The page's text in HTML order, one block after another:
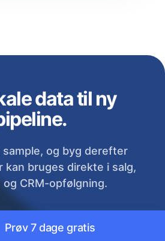
data til ny
og byg derefter
kan bruges direkte i salg,
CRM-opfølgning.
Prøv 7 dage gratis